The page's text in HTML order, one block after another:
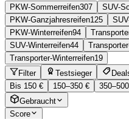
PKW-Sommerreifen307 SUV-
PKW-Ganzjahresreifen125
PKW-Winterreifen94
SUV-Winterreifen44
Transporter-Winterreifen19
Filter
Testsieger
Bis 150 €
150–350 €
Gebraucht
Score